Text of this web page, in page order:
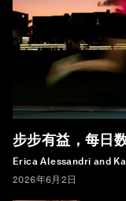
步步有益，每日
Erica Alessandri and
2026年6月2日